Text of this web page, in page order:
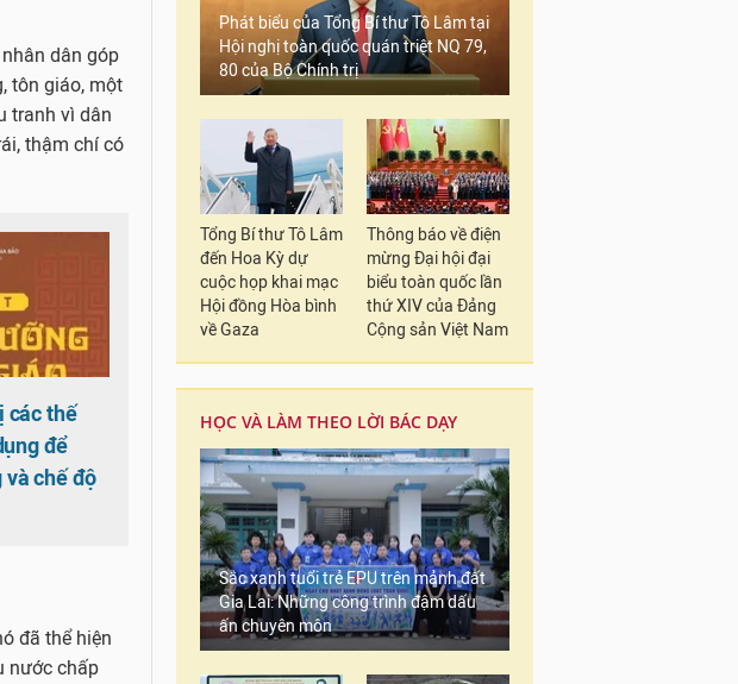
dân góp
tôn giáo, một
tranh vì dân
thậm chí có
các thế
để
chế độ
đã thể hiện
nước chấp
Phát biểu của Tổng Bí thư Tô Lâm tại
Hội nghị toàn quốc quán triệt NQ 79,
80 của Bộ Chính trị
Tổng Bí thư Tô Lâm
đến Hoa Kỳ dự
cuộc họp khai mạc
Hội đồng Hòa bình
về Gaza
Thông báo về điện
mừng Đại hội đại
biểu toàn quốc lần
thứ XIV của Đảng
Cộng sản Việt Nam
HỌC VÀ LÀM THEO LỜI BÁC DẠY
Sắc xanh tuổi trẻ EPU trên mảnh đất
Gia Lai: Những công trình đậm dấu
ấn chuyên môn